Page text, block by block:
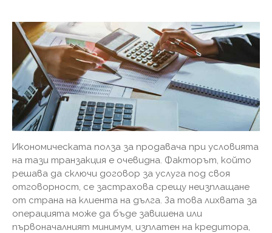
Икономическата полза за продавача при условията
на тази транзакция е очевидна. Факторът, който
решава да сключи договор за услуга под своя
отговорност, се застрахова срещу неизплащане
от страна на клиента на дълга. За това лихвата за
операцията може да бъде завишена или
първоначалният минимум, изплатен на кредитора,